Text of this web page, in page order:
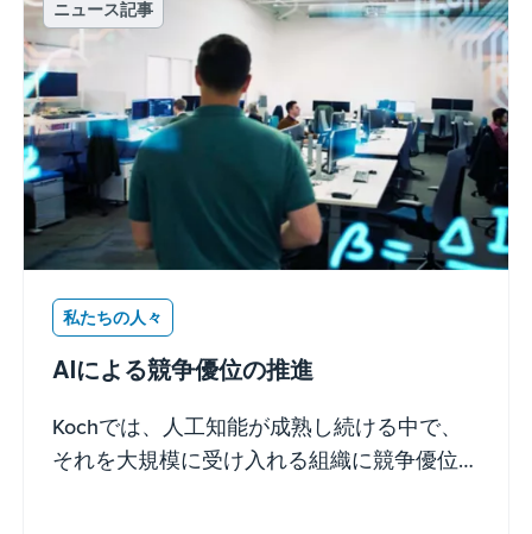
ニュース記事
私たちの人々
AIによる競争優位の推進
Kochでは、人工知能が成熟し続ける中で、
それを大規模に受け入れる組織に競争優位